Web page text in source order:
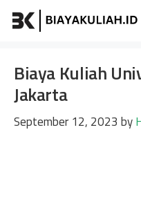
Skip
Biaya Kuliah
Jakarta
September 12, 2023 by